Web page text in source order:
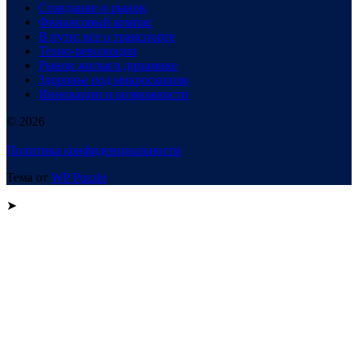
Созидание и рынок
Финансовый компас
В пути: все о транспорте
Техно-революция
Рынок жилья в динамике
Здоровье под микроскопом
Инновации и возможности
© 2026
Политика конфиденциальности
Тема от WP Puzzle
➤